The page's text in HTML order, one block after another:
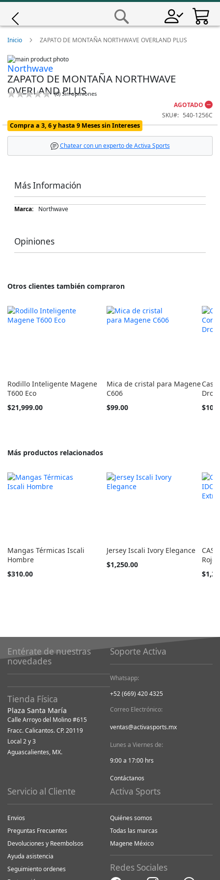
Saltar
Contenido
Inicio ZAPATO DE MONTAÑA NORTHWAVE OVERLAND PLUS
Skip
to
the
end
of
gallery
Skip
to
the
beginning
images
gallery
Northwave
ZAPATO DE MONTAÑA NORTHWAVE
OVERLAND PLUS
Calificación:
(0) Sin opiniones
AGOTADO
SKU
540-1256C
Compra a 3, 6 y hasta 9 Meses sin Intereses
Chatear con un experto de Activa Sports
Más Información
Más
Northwave
Opiniones
Otros clientes también compraron
Rodillo Inteligente Magene
T600 Eco
$21,999.00
Mica de cristal para Magene
C606
$99.00
Tan
Más productos relacionados
Mangas Térmicas Iscali
Hombre
Tan
$310.00
Jersey Iscali Ivory Elegance
Tan
$1,250.00
Entérate de nuestras
novedades
Tienda Física
Plaza Santa María
Calle Arroyo del Molino #615
Fracc. Calicantos. CP. 20119
Local 2 y 3
Aguascalientes, MX.
Soporte Activa
Whatsapp:
+52 (669) 420 4325
Correo Electrónico:
ventas@activasports.mx
Lunes a Viernes de:
9:00 a 17:00 hrs
Contáctanos
Servicio al Cliente
Envios
Preguntas Frecuentes
Devoluciones y Reembolsos
Ayuda asistencia
Seguimiento ordenes
Activa Sports
Quiénes somos
Todas las marcas
Magene México
Redes Sociales
Giro
Iscali
Magene
Wahoo